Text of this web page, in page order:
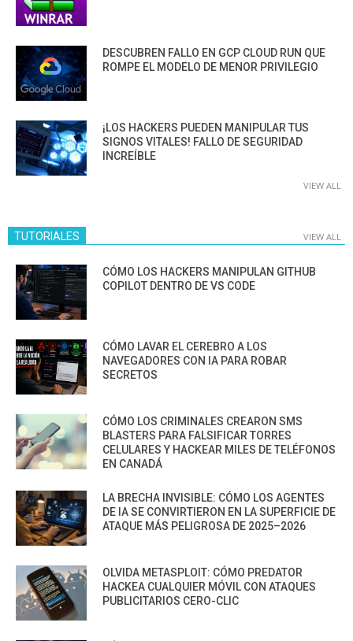
DESCUBREN FALLO EN GCP CLOUD RUN QUE
ROMPE EL MODELO DE MENOR PRIVILEGIO
¡LOS HACKERS PUEDEN MANIPULAR TUS
SIGNOS VITALES! FALLO DE SEGURIDAD
INCREÍBLE
VIEW ALL
TUTORIALES VIEW ALL
CÓMO LOS HACKERS MANIPULAN GITHUB
COPILOT DENTRO DE VS CODE
CÓMO LAVAR EL CEREBRO A LOS
NAVEGADORES CON IA PARA ROBAR
SECRETOS
CÓMO LOS CRIMINALES CREARON SMS
BLASTERS PARA FALSIFICAR TORRES
CELULARES Y HACKEAR MILES DE TELÉFONOS
EN CANADÁ
LA BRECHA INVISIBLE: CÓMO LOS AGENTES
DE IA SE CONVIRTIERON EN LA SUPERFICIE DE
ATAQUE MÁS PELIGROSA DE 2025–2026
OLVIDA METASPLOIT: CÓMO PREDATOR
HACKEA CUALQUIER MÓVIL CON ATAQUES
PUBLICITARIOS CERO-CLIC